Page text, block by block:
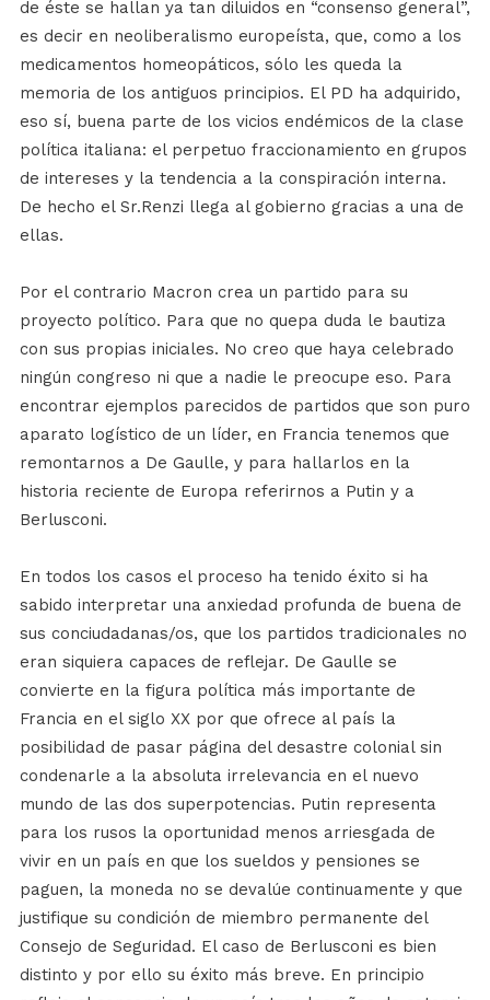
de éste se hallan ya tan diluidos en “consenso general”,
es decir en neoliberalismo europeísta, que, como a los
medicamentos homeopáticos, sólo les queda la
memoria de los antiguos principios. El PD ha adquirido,
eso sí, buena parte de los vicios endémicos de la clase
política italiana: el perpetuo fraccionamiento en grupos
de intereses y la tendencia a la conspiración interna.
De hecho el Sr.Renzi llega al gobierno gracias a una de
ellas.
Por el contrario Macron crea un partido para su
proyecto político. Para que no quepa duda le bautiza
con sus propias iniciales. No creo que haya celebrado
ningún congreso ni que a nadie le preocupe eso. Para
encontrar ejemplos parecidos de partidos que son puro
aparato logístico de un líder, en Francia tenemos que
remontarnos a De Gaulle, y para hallarlos en la
historia reciente de Europa referirnos a Putin y a
Berlusconi.
En todos los casos el proceso ha tenido éxito si ha
sabido interpretar una anxiedad profunda de buena de
sus conciudadanas/os, que los partidos tradicionales no
eran siquiera capaces de reflejar. De Gaulle se
convierte en la figura política más importante de
Francia en el siglo XX por que ofrece al país la
posibilidad de pasar página del desastre colonial sin
condenarle a la absoluta irrelevancia en el nuevo
mundo de las dos superpotencias. Putin representa
para los rusos la oportunidad menos arriesgada de
vivir en un país en que los sueldos y pensiones se
paguen, la moneda no se devalúe continuamente y que
justifique su condición de miembro permanente del
Consejo de Seguridad. El caso de Berlusconi es bien
distinto y por ello su éxito más breve. En principio